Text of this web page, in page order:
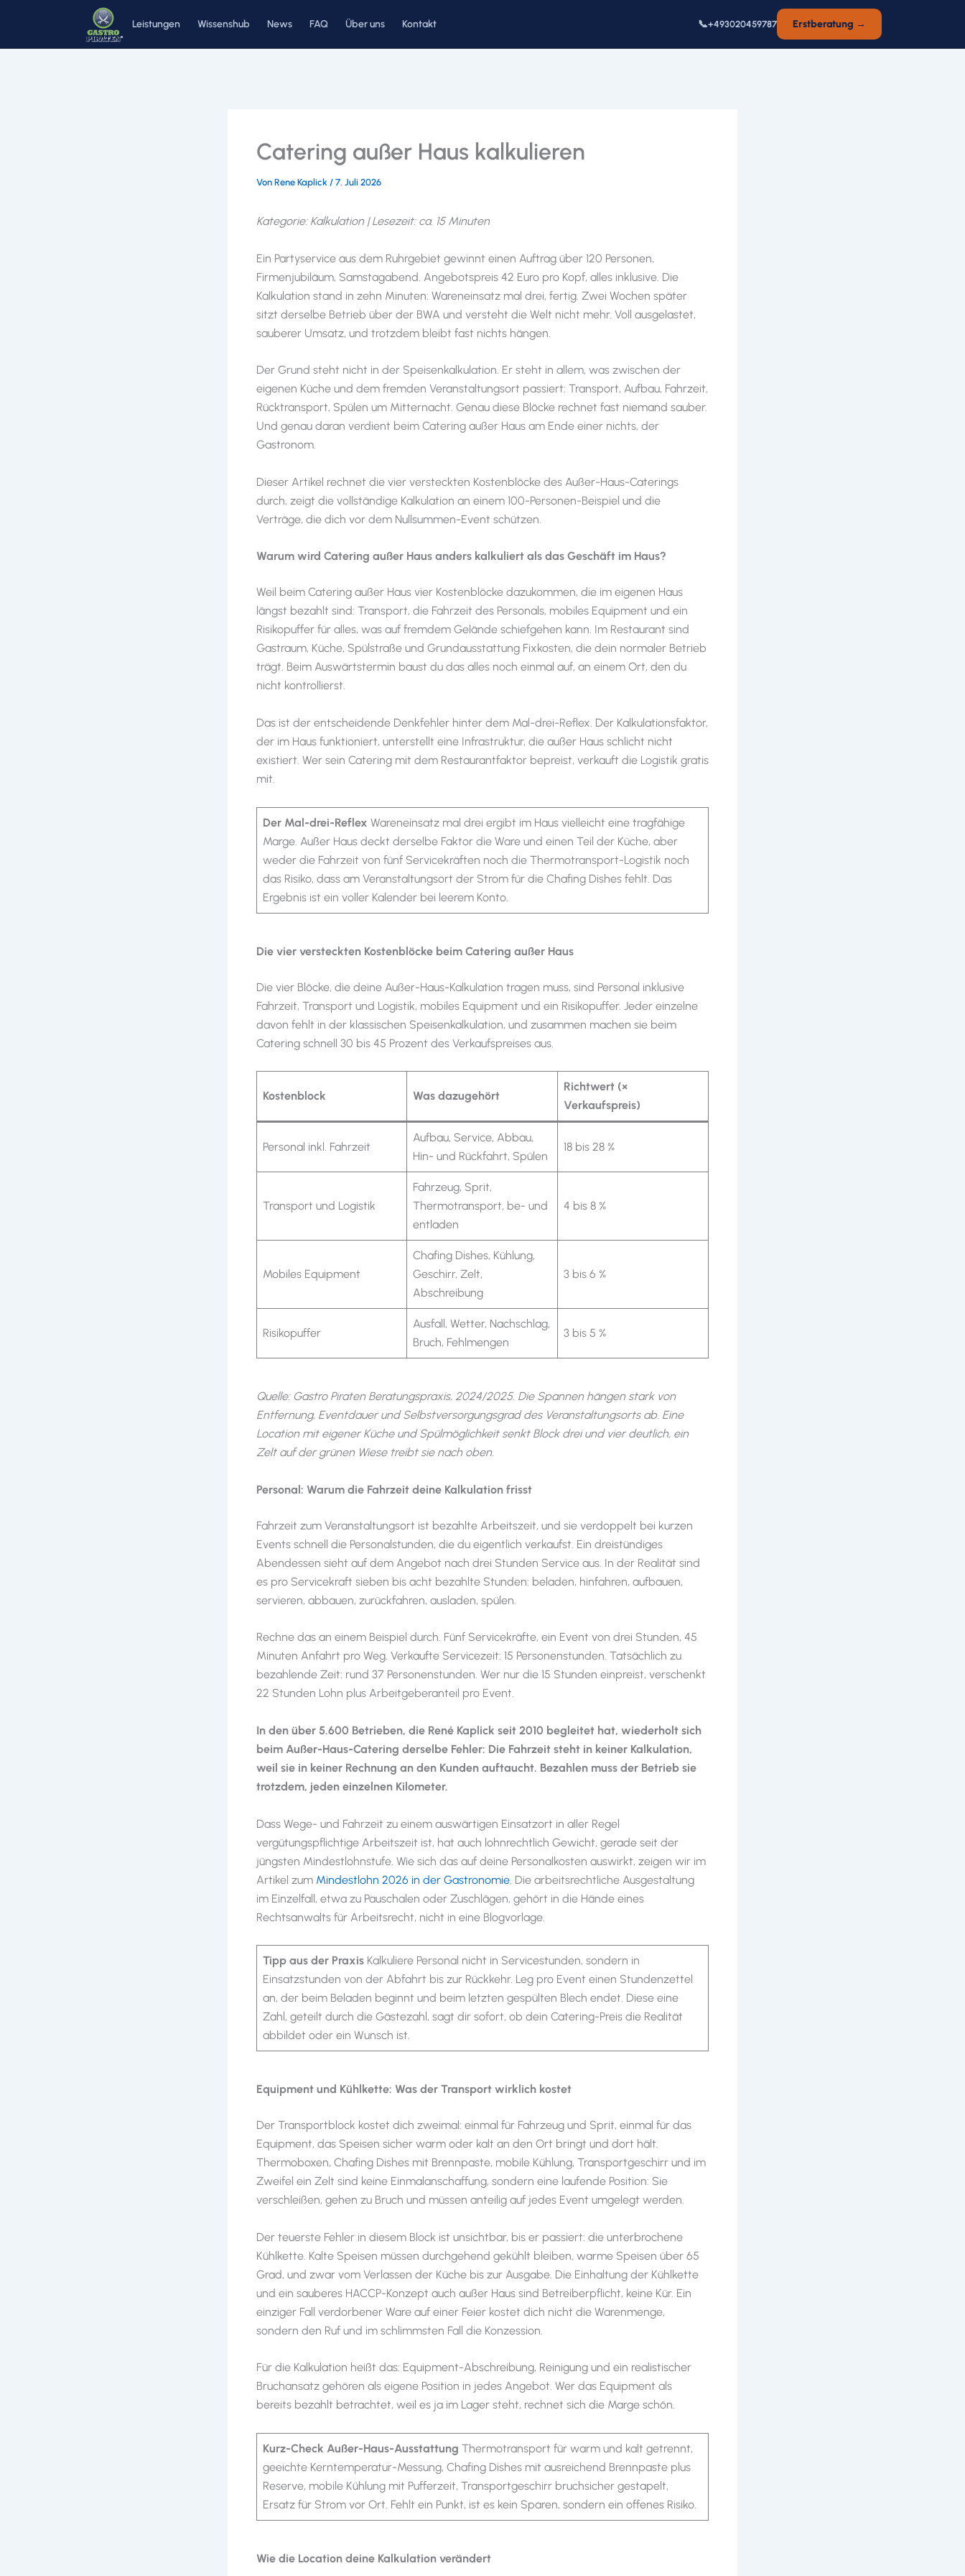
springen
Leistungen Wissenshub News FAQ Über uns Kontakt 📞+493020459787 Erstberatung →
Catering außer Haus kalkulieren
Von Rene Kaplick / 7. Juli 2026
Kategorie: Kalkulation | Lesezeit: ca. 15 Minuten
Ein Partyservice aus dem Ruhrgebiet gewinnt einen Auftrag über 120 Personen,
Firmenjubiläum, Samstagabend. Angebotspreis 42 Euro pro Kopf, alles inklusive. Die
Kalkulation stand in zehn Minuten: Wareneinsatz mal drei, fertig. Zwei Wochen später
sitzt derselbe Betrieb über der BWA und versteht die Welt nicht mehr. Voll ausgelastet,
sauberer Umsatz, und trotzdem bleibt fast nichts hängen.
Der Grund steht nicht in der Speisenkalkulation. Er steht in allem, was zwischen der
eigenen Küche und dem fremden Veranstaltungsort passiert: Transport, Aufbau, Fahrzeit,
Rücktransport, Spülen um Mitternacht. Genau diese Blöcke rechnet fast niemand sauber.
Und genau daran verdient beim Catering außer Haus am Ende einer nichts, der
Gastronom.
Dieser Artikel rechnet die vier versteckten Kostenblöcke des Außer-Haus-Caterings
durch, zeigt die vollständige Kalkulation an einem 100-Personen-Beispiel und die
Verträge, die dich vor dem Nullsummen-Event schützen.
Warum wird Catering außer Haus anders kalkuliert als das Geschäft im Haus?
Weil beim Catering außer Haus vier Kostenblöcke dazukommen, die im eigenen Haus
längst bezahlt sind: Transport, die Fahrzeit des Personals, mobiles Equipment und ein
Risikopuffer für alles, was auf fremdem Gelände schiefgehen kann. Im Restaurant sind
Gastraum, Küche, Spülstraße und Grundausstattung Fixkosten, die dein normaler Betrieb
trägt. Beim Auswärtstermin baust du das alles noch einmal auf, an einem Ort, den du
nicht kontrollierst.
Das ist der entscheidende Denkfehler hinter dem Mal-drei-Reflex. Der Kalkulationsfaktor,
der im Haus funktioniert, unterstellt eine Infrastruktur, die außer Haus schlicht nicht
existiert. Wer sein Catering mit dem Restaurantfaktor bepreist, verkauft die Logistik gratis
mit.
Der Mal-drei-Reflex Wareneinsatz mal drei ergibt im Haus vielleicht eine tragfähige
Marge. Außer Haus deckt derselbe Faktor die Ware und einen Teil der Küche, aber
weder die Fahrzeit von fünf Servicekräften noch die Thermotransport-Logistik noch
das Risiko, dass am Veranstaltungsort der Strom für die Chafing Dishes fehlt. Das
Ergebnis ist ein voller Kalender bei leerem Konto.
Die vier versteckten Kostenblöcke beim Catering außer Haus
Die vier Blöcke, die deine Außer-Haus-Kalkulation tragen muss, sind Personal inklusive
Fahrzeit, Transport und Logistik, mobiles Equipment und ein Risikopuffer. Jeder einzelne
davon fehlt in der klassischen Speisenkalkulation, und zusammen machen sie beim
Catering schnell 30 bis 45 Prozent des Verkaufspreises aus.
Kostenblock Was dazugehört
Richtwert (×
Verkaufspreis)
Personal inkl. Fahrzeit
Aufbau, Service, Abbau,
Hin- und Rückfahrt, Spülen
18 bis 28 %
Transport und Logistik
Fahrzeug, Sprit,
Thermotransport, be- und
entladen
4 bis 8 %
Mobiles Equipment
Chafing Dishes, Kühlung,
Geschirr, Zelt,
Abschreibung
3 bis 6 %
Risikopuffer
Ausfall, Wetter, Nachschlag,
Bruch, Fehlmengen
3 bis 5 %
Quelle: Gastro Piraten Beratungspraxis, 2024/2025. Die Spannen hängen stark von
Entfernung, Eventdauer und Selbstversorgungsgrad des Veranstaltungsorts ab. Eine
Location mit eigener Küche und Spülmöglichkeit senkt Block drei und vier deutlich, ein
Zelt auf der grünen Wiese treibt sie nach oben.
Personal: Warum die Fahrzeit deine Kalkulation frisst
Fahrzeit zum Veranstaltungsort ist bezahlte Arbeitszeit, und sie verdoppelt bei kurzen
Events schnell die Personalstunden, die du eigentlich verkaufst. Ein dreistündiges
Abendessen sieht auf dem Angebot nach drei Stunden Service aus. In der Realität sind
es pro Servicekraft sieben bis acht bezahlte Stunden: beladen, hinfahren, aufbauen,
servieren, abbauen, zurückfahren, ausladen, spülen.
Rechne das an einem Beispiel durch. Fünf Servicekräfte, ein Event von drei Stunden, 45
Minuten Anfahrt pro Weg. Verkaufte Servicezeit: 15 Personenstunden. Tatsächlich zu
bezahlende Zeit: rund 37 Personenstunden. Wer nur die 15 Stunden einpreist, verschenkt
22 Stunden Lohn plus Arbeitgeberanteil pro Event.
In den über 5.600 Betrieben, die René Kaplick seit 2010 begleitet hat, wiederholt sich
beim Außer-Haus-Catering derselbe Fehler: Die Fahrzeit steht in keiner Kalkulation,
weil sie in keiner Rechnung an den Kunden auftaucht. Bezahlen muss der Betrieb sie
trotzdem, jeden einzelnen Kilometer.
Dass Wege- und Fahrzeit zu einem auswärtigen Einsatzort in aller Regel
vergütungspflichtige Arbeitszeit ist, hat auch lohnrechtlich Gewicht, gerade seit der
jüngsten Mindestlohnstufe. Wie sich das auf deine Personalkosten auswirkt, zeigen wir im
Artikel zum Mindestlohn 2026 in der Gastronomie . Die arbeitsrechtliche Ausgestaltung
im Einzelfall, etwa zu Pauschalen oder Zuschlägen, gehört in die Hände eines
Rechtsanwalts für Arbeitsrecht, nicht in eine Blogvorlage.
Tipp aus der Praxis Kalkuliere Personal nicht in Servicestunden, sondern in
Einsatzstunden von der Abfahrt bis zur Rückkehr. Leg pro Event einen Stundenzettel
an, der beim Beladen beginnt und beim letzten gespülten Blech endet. Diese eine
Zahl, geteilt durch die Gästezahl, sagt dir sofort, ob dein Catering-Preis die Realität
abbildet oder ein Wunsch ist.
Equipment und Kühlkette: Was der Transport wirklich kostet
Der Transportblock kostet dich zweimal: einmal für Fahrzeug und Sprit, einmal für das
Equipment, das Speisen sicher warm oder kalt an den Ort bringt und dort hält.
Thermoboxen, Chafing Dishes mit Brennpaste, mobile Kühlung, Transportgeschirr und im
Zweifel ein Zelt sind keine Einmalanschaffung, sondern eine laufende Position: Sie
verschleißen, gehen zu Bruch und müssen anteilig auf jedes Event umgelegt werden.
Der teuerste Fehler in diesem Block ist unsichtbar, bis er passiert: die unterbrochene
Kühlkette. Kalte Speisen müssen durchgehend gekühlt bleiben, warme Speisen über 65
Grad, und zwar vom Verlassen der Küche bis zur Ausgabe. Die Einhaltung der Kühlkette
und ein sauberes HACCP-Konzept auch außer Haus sind Betreiberpflicht, keine Kür. Ein
einziger Fall verdorbener Ware auf einer Feier kostet dich nicht die Warenmenge,
sondern den Ruf und im schlimmsten Fall die Konzession.
Für die Kalkulation heißt das: Equipment-Abschreibung, Reinigung und ein realistischer
Bruchansatz gehören als eigene Position in jedes Angebot. Wer das Equipment als
bereits bezahlt betrachtet, weil es ja im Lager steht, rechnet sich die Marge schön.
Kurz-Check Außer-Haus-Ausstattung Thermotransport für warm und kalt getrennt,
geeichte Kerntemperatur-Messung, Chafing Dishes mit ausreichend Brennpaste plus
Reserve, mobile Kühlung mit Pufferzeit, Transportgeschirr bruchsicher gestapelt,
Ersatz für Strom vor Ort. Fehlt ein Punkt, ist es kein Sparen, sondern ein offenes Risiko.
Wie die Location deine Kalkulation verändert